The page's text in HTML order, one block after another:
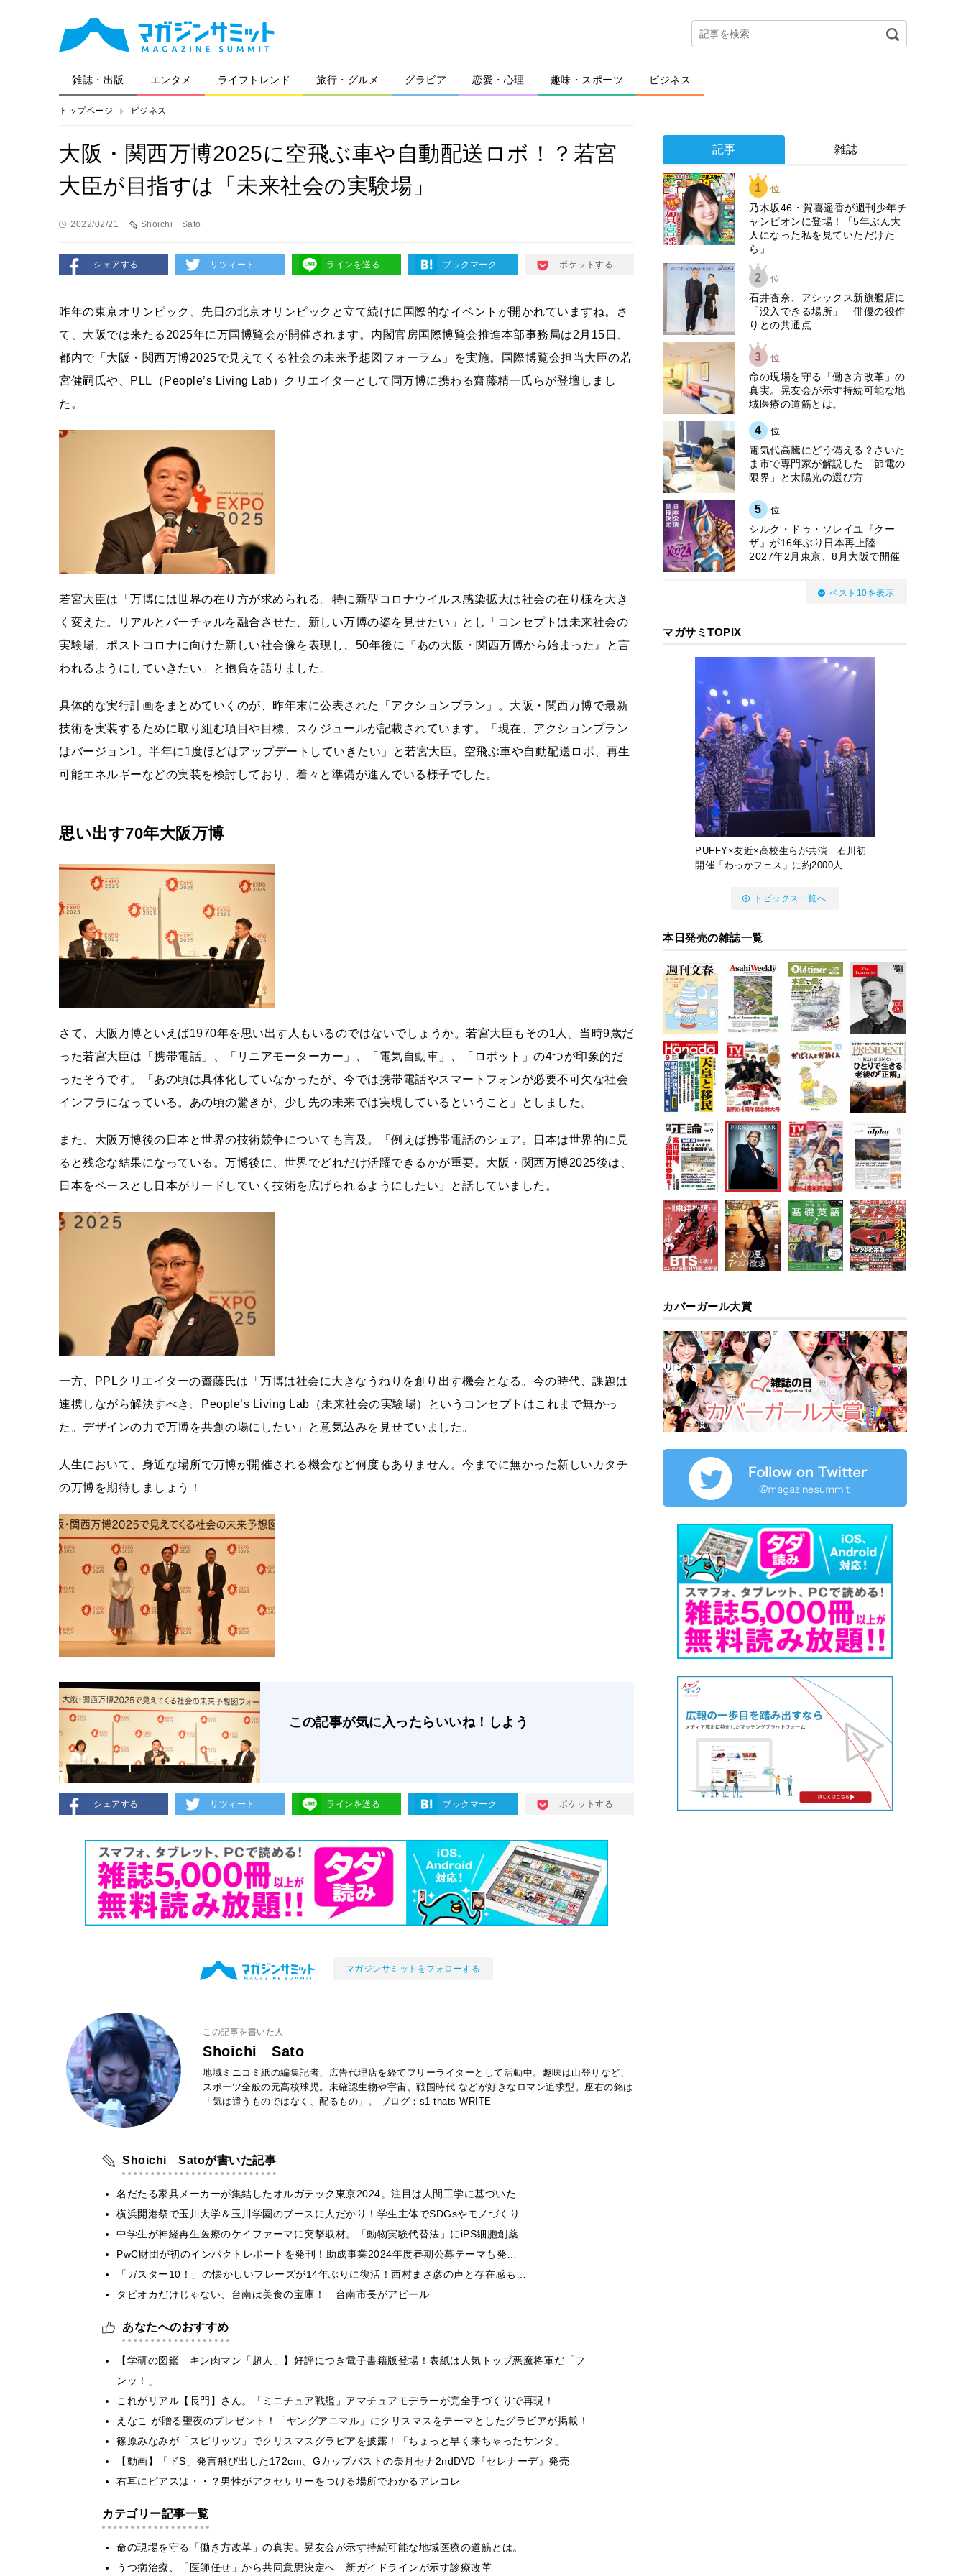
雑誌・出版 エンタメ ライフトレンド 旅行・グルメ グラビア 恋愛・心理 趣味・スポーツ ビジネス
トップページ ビジネス
大阪・関西万博2025に空飛ぶ車や自動配送ロボ！？若宮
大臣が目指すは「未来社会の実験場」
2022/02/21 Shoichi Sato
シェアする リツィート ラインを送る ブックマーク ポケットする
昨年の東京オリンピック、先日の北京オリンピックと立て続けに国際的なイベントが開かれていますね。さ
て、大阪では来たる2025年に万国博覧会が開催されます。内閣官房国際博覧会推進本部事務局は2月15日、
都内で「大阪・関西万博2025で見えてくる社会の未来予想図フォーラム」を実施。国際博覧会担当大臣の若
宮健嗣氏や、PLL（People’s Living Lab）クリエイターとして同万博に携わる齋藤精一氏らが登壇しまし
た。
若宮大臣は「万博には世界の在り方が求められる。特に新型コロナウイルス感染拡大は社会の在り様を大き
く変えた。リアルとバーチャルを融合させた、新しい万博の姿を見せたい」とし「コンセプトは未来社会の
実験場。ポストコロナに向けた新しい社会像を表現し、50年後に『あの大阪・関西万博から始まった』と言
われるようにしていきたい」と抱負を語りました。
具体的な実行計画をまとめていくのが、昨年末に公表された「アクションプラン」。大阪・関西万博で最新
技術を実装するために取り組む項目や目標、スケジュールが記載されています。「現在、アクションプラン
はバージョン1。半年に1度ほどはアップデートしていきたい」と若宮大臣。空飛ぶ車や自動配送ロボ、再生
可能エネルギーなどの実装を検討しており、着々と準備が進んでいる様子でした。
思い出す70年大阪万博
さて、大阪万博といえば1970年を思い出す人もいるのではないでしょうか。若宮大臣もその1人。当時9歳だ
った若宮大臣は「携帯電話」、「リニアモーターカー」、「電気自動車」、「ロボット」の4つが印象的だ
ったそうです。「あの頃は具体化していなかったが、今では携帯電話やスマートフォンが必要不可欠な社会
インフラになっている。あの頃の驚きが、少し先の未来では実現しているということ」としました。
また、大阪万博後の日本と世界の技術競争についても言及。「例えば携帯電話のシェア。日本は世界的に見
ると残念な結果になっている。万博後に、世界でどれだけ活躍できるかが重要。大阪・関西万博2025後は、
日本をベースとし日本がリードしていく技術を広げられるようにしたい」と話していました。
一方、PPLクリエイターの齋藤氏は「万博は社会に大きなうねりを創り出す機会となる。今の時代、課題は
連携しながら解決すべき。People’s Living Lab（未来社会の実験場）というコンセプトはこれまで無かっ
た。デザインの力で万博を共創の場にしたい」と意気込みを見せていました。
人生において、身近な場所で万博が開催される機会など何度もありません。今までに無かった新しいカタチ
の万博を期待しましょう！
この記事が気に入ったらいいね！しよう
シェアする リツィート ラインを送る ブックマーク ポケットする
マガジンサミットをフォローする
この記事を書いた人
Shoichi Sato
地域ミニコミ紙の編集記者、広告代理店を経てフリーライターとして活動中。趣味は山登りなど、
スポーツ全般の元高校球児。未確認生物や宇宙、戦国時代 などが好きなロマン追求型。座右の銘は
「気は遣うものではなく、配るもの」。 ブログ：s1-thats-WRITE
Shoichi Satoが書いた記事
名だたる家具メーカーが集結したオルガテック東京2024。注目は人間工学に基づいた…
横浜開港祭で玉川大学＆玉川学園のブースに人だかり！学生主体でSDGsやモノづくり…
中学生が神経再生医療のケイファーマに突撃取材。「動物実験代替法」にiPS細胞創薬…
PwC財団が初のインパクトレポートを発刊！助成事業2024年度春期公募テーマも発…
「ガスター10！」の懐かしいフレーズが14年ぶりに復活！西村まさ彦の声と存在感も…
タピオカだけじゃない、台南は美食の宝庫！ 台南市長がアピール
あなたへのおすすめ
【学研の図鑑 キン肉マン「超人」】好評につき電子書籍版登場！表紙は人気トップ悪魔将軍だ「フ
ンッ！」
これがリアル【長門】さん。「ミニチュア戦艦」アマチュアモデラーが完全手づくりで再現！
えなこ が贈る聖夜のプレゼント！「ヤングアニマル」にクリスマスをテーマとしたグラビアが掲載！
篠原みなみが「スピリッツ」でクリスマスグラビアを披露！「ちょっと早く来ちゃったサンタ」
【動画】「ドS」発言飛び出した172cm、Gカップバストの奈月セナ2ndDVD『セレナーデ』発売
右耳にピアスは・・？男性がアクセサリーをつける場所でわかるアレコレ
カテゴリー記事一覧
​命の現場を守る「働き方改革」の真実。晃友会が示す持続可能な地域医療の道筋とは。
うつ病治療、「医師任せ」から共同意思決定へ 新ガイドラインが示す診療改革
記事 雑誌
1 位
乃木坂46・賀喜遥香が週刊少年チ
ャンピオンに登場！「5年ぶん大
人になった私を見ていただけた
ら」
2 位
石井杏奈、アシックス新旗艦店に
「没入できる場所」 俳優の役作
りとの共通点
3 位
​命の現場を守る「働き方改革」の
真実。晃友会が示す持続可能な地
域医療の道筋とは。
4 位
電気代高騰にどう備える？さいた
ま市で専門家が解説した「節電の
限界」と太陽光の選び方
5 位
シルク・ドゥ・ソレイユ『クー
ザ』が16年ぶり日本再上陸
2027年2月東京、8月大阪で開催
ベスト10を表示
マガサミTOPIX
PUFFY×友近×高校生らが共演 石川初
開催「わっかフェス」に約2000人
トピックス一覧へ
本日発売の雑誌一覧
カバーガール大賞